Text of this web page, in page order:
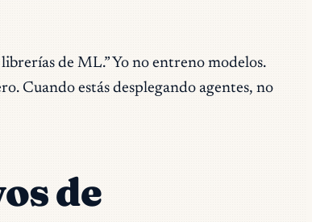
de ML.” Yo no entreno modelos.
Cuando estás desplegando agentes, no
de